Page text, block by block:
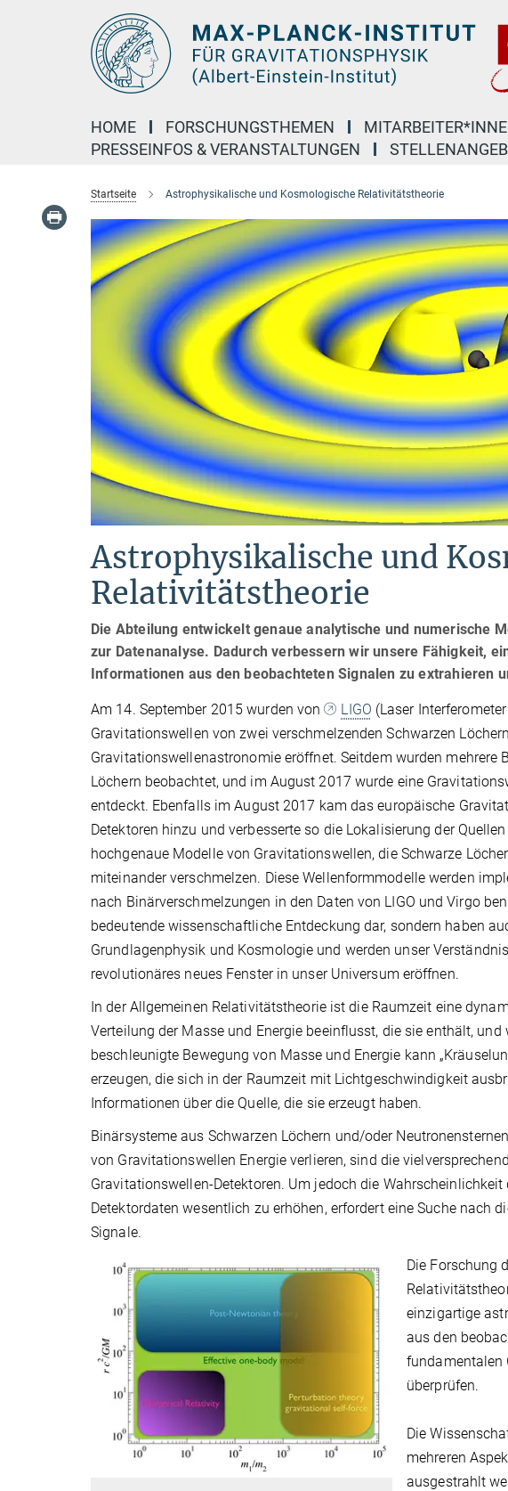
HOME FORSCHUNGSTHEMEN
PRESSEINFOS & VERANSTALTUNGEN
Startseite Astrophysikalische und Kosmologische Relativitätstheorie
Astrophysikalische und
Relativitätstheorie
Die Abteilung entwickelt genaue analytische und numerische
zur Datenanalyse. Dadurch verbessern wir unsere Fähigkeit,
Informationen aus den beobachteten Signalen zu extrahieren
Am 14. September 2015 wurden von LIGO (Laser
Gravitationswellen von zwei verschmelzenden Schwarzen
Gravitationswellenastronomie eröffnet. Seitdem wurden mehrere
Löchern beobachtet, und im August 2017 wurde eine
entdeckt. Ebenfalls im August 2017 kam das europäische
Detektoren hinzu und verbesserte so die Lokalisierung der
hochgenaue Modelle von Gravitationswellen, die Schwarze
miteinander verschmelzen. Diese Wellenformmodelle werden
nach Binärverschmelzungen in den Daten von LIGO und Virgo
bedeutende wissenschaftliche Entdeckung dar, sondern haben
Grundlagenphysik und Kosmologie und werden unser
revolutionäres neues Fenster in unser Universum eröffnen.
In der Allgemeinen Relativitätstheorie ist die Raumzeit eine
Verteilung der Masse und Energie beeinflusst, die sie enthält,
beschleunigte Bewegung von Masse und Energie kann
erzeugen, die sich in der Raumzeit mit Lichtgeschwindigkeit
Informationen über die Quelle, die sie erzeugt haben.
Binärsysteme aus Schwarzen Löchern und/oder
von Gravitationswellen Energie verlieren, sind die
Gravitationswellen-Detektoren. Um jedoch die
Detektordaten wesentlich zu erhöhen, erfordert eine Suche nach
Signale.
Die Forschung
einzigartige
aus den
fundamentalen
überprüfen.
Die
mehreren
ausgestrahlt